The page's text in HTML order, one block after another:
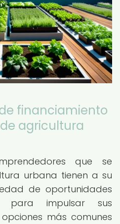
financiamiento
agricultura
que se
urbana tienen a su
de oportunidades
para impulsar sus
más comunes